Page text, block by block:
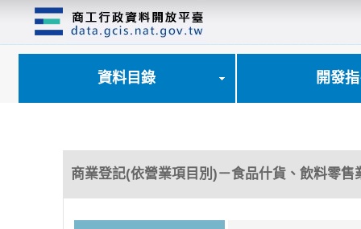
資料目錄 開發
商業登記(依營業項目別)－食品什貨、飲料零售